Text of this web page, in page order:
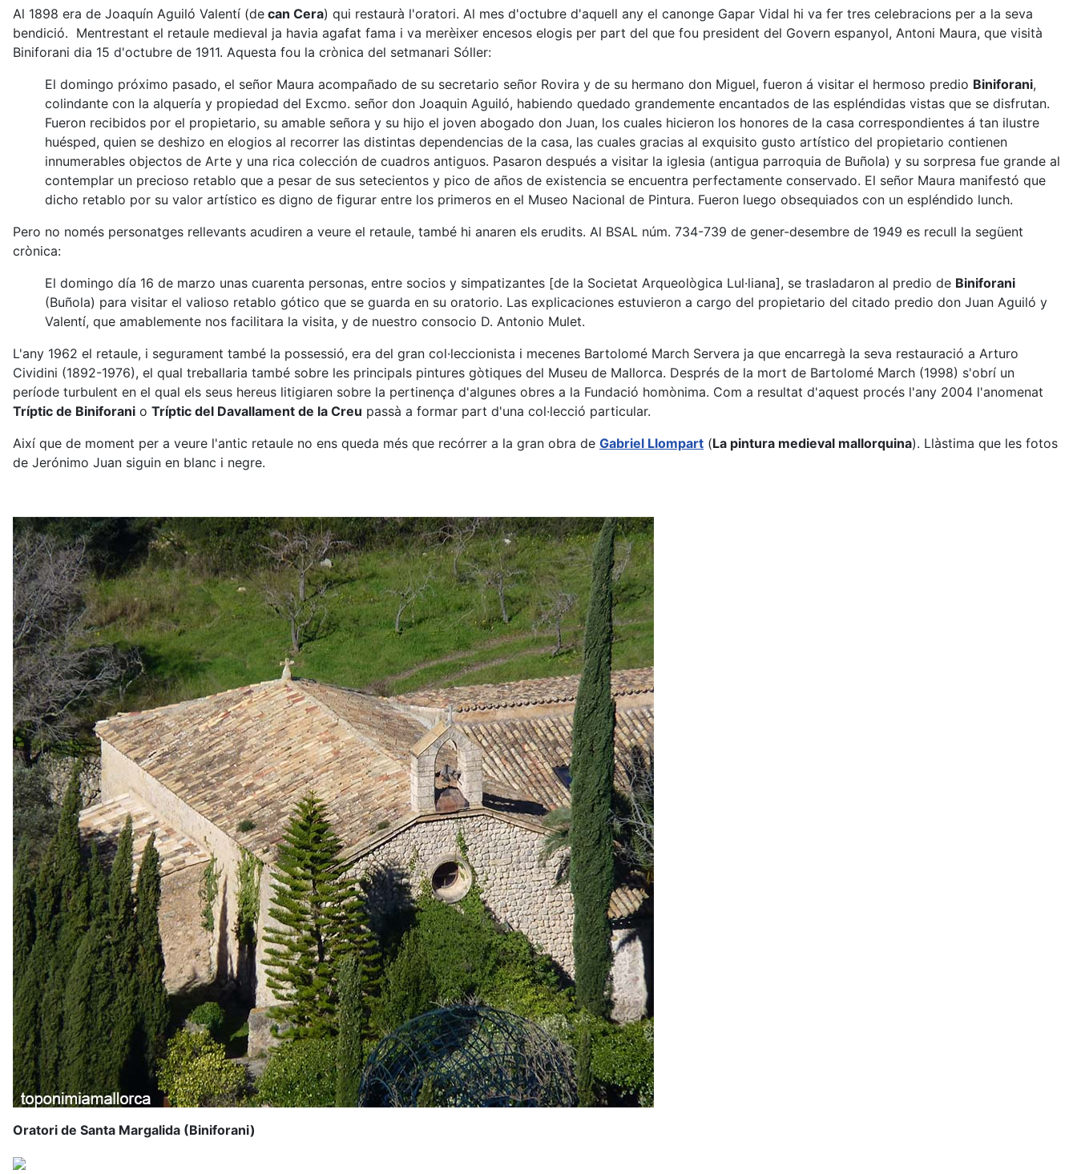
Al 1898 era de Joaquín Aguiló Valentí (de can Cera) qui restaurà l'oratori. Al mes d'octubre d'aquell any el canonge Gapar Vidal hi va fer tres celebracions per a la seva
bendició. Mentrestant el retaule medieval ja havia agafat fama i va merèixer encesos elogis per part del que fou president del Govern espanyol, Antoni Maura, que visità
Biniforani dia 15 d'octubre de 1911. Aquesta fou la crònica del setmanari Sóller:
El domingo próximo pasado, el señor Maura acompañado de su secretario señor Rovira y de su hermano don Miguel, fueron á visitar el hermoso predio Biniforani,
colindante con la alquería y propiedad del Excmo. señor don Joaquin Aguiló, habiendo quedado grandemente encantados de las espléndidas vistas que se disfrutan.
Fueron recibidos por el propietario, su amable señora y su hijo el joven abogado don Juan, los cuales hicieron los honores de la casa correspondientes á tan ilustre
huésped, quien se deshizo en elogios al recorrer las distintas dependencias de la casa, las cuales gracias al exquisito gusto artístico del propietario contienen
innumerables objectos de Arte y una rica colección de cuadros antiguos. Pasaron después a visitar la iglesia (antigua parroquia de Buñola) y su sorpresa fue grande al
contemplar un precioso retablo que a pesar de sus setecientos y pico de años de existencia se encuentra perfectamente conservado. El señor Maura manifestó que
dicho retablo por su valor artístico es digno de figurar entre los primeros en el Museo Nacional de Pintura. Fueron luego obsequiados con un espléndido lunch.
Pero no només personatges rellevants acudiren a veure el retaule, també hi anaren els erudits. Al BSAL núm. 734-739 de gener-desembre de 1949 es recull la següent
crònica:
El domingo día 16 de marzo unas cuarenta personas, entre socios y simpatizantes [de la Societat Arqueològica Lul·liana], se trasladaron al predio de Biniforani
(Buñola) para visitar el valioso retablo gótico que se guarda en su oratorio. Las explicaciones estuvieron a cargo del propietario del citado predio don Juan Aguiló y
Valentí, que amablemente nos facilitara la visita, y de nuestro consocio D. Antonio Mulet.
L'any 1962 el retaule, i segurament també la possessió, era del gran col·leccionista i mecenes Bartolomé March Servera ja que encarregà la seva restauració a Arturo
Cividini (1892-1976), el qual treballaria també sobre les principals pintures gòtiques del Museu de Mallorca. Després de la mort de Bartolomé March (1998) s'obrí un
període turbulent en el qual els seus hereus litigiaren sobre la pertinença d'algunes obres a la Fundació homònima. Com a resultat d'aquest procés l'any 2004 l'anomenat
Tríptic de Biniforani o Tríptic del Davallament de la Creu passà a formar part d'una col·lecció particular.
Així que de moment per a veure l'antic retaule no ens queda més que recórrer a la gran obra de Gabriel Llompart (La pintura medieval mallorquina). Llàstima que les fotos
de Jerónimo Juan siguin en blanc i negre.
Oratori de Santa Margalida (Biniforani)